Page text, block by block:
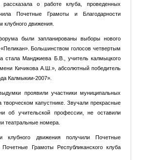
о работе клуба, проведенных
Почетные Грамоты и Благодарности
клубного движения.
были запланированы выборы нового
Большинством голосов четвертым
стала Манджиева Б.В., учитель калмыцкого
Кичикова А.Ш.», абсолютный победитель
Калмыкии-2007».
проявили участники муниципальных
творческом капустнике. Звучали прекрасные
об учительской профессии, не оставили
театральные номера.
клубного движения получили Почетные
Грамоты Республиканского клуба